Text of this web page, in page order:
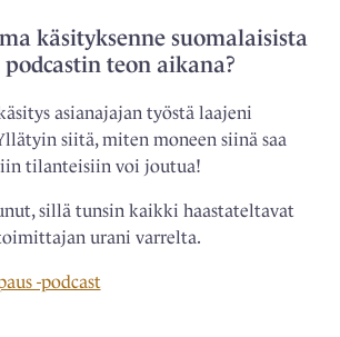
käsityksenne suomalaisista
teon aikana?
asianajajan työstä laajeni
siitä, miten moneen siinä saa
tilanteisiin voi joutua!
sillä tunsin kaikki haastateltavat
urani varrelta.
-podcast